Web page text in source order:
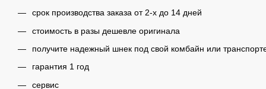
срок производства заказа от 2-х до 14 дней
стоимость в разы дешевле оригинала
получите надежный шнек под свой комбайн или
гарантия 1 год
сервис